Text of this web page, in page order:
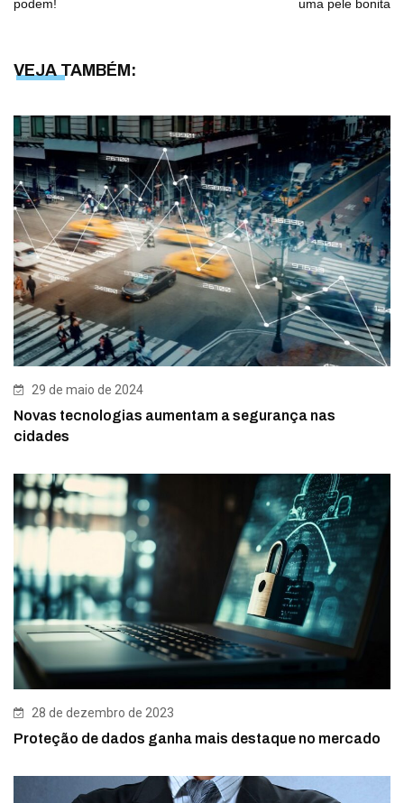
podem!
uma pele bonita
VEJA TAMBÉM:
29 de maio de 2024
Novas tecnologias aumentam a segurança nas
cidades
28 de dezembro de 2023
Proteção de dados ganha mais destaque no mercado